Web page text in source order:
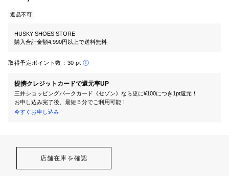
返品不可
HUSKY SHOES STORE
購入合計金額4,990円以上で送料無料
取得予定ポイント数： 30 pt
提携クレジットカードで還元率UP
三井ショッピングパークカード《セゾン》なら更に¥100につき1pt還元！
お申し込み完了後、最短５分でご利用可能！
今すぐお申し込み
店舗在庫を確認